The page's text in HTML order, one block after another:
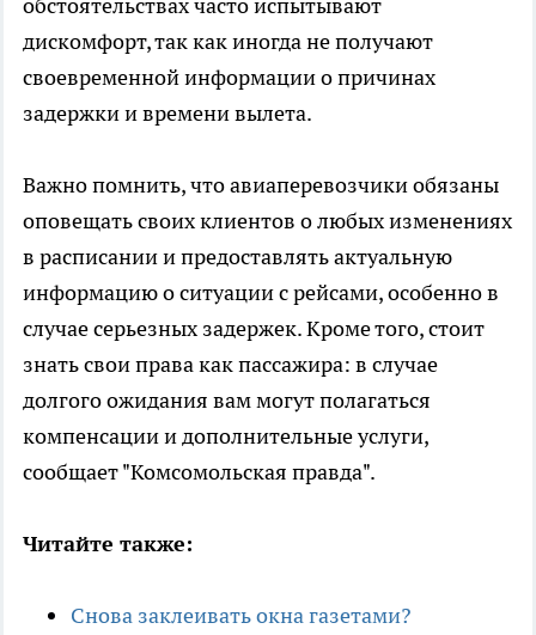
дискомфорт, так как иногда не получают
своевременной информации о причинах
задержки и времени вылета.
Важно помнить, что авиаперевозчики обязаны
оповещать своих клиентов о любых изменениях
в расписании и предоставлять актуальную
информацию о ситуации с рейсами, особенно в
случае серьезных задержек. Кроме того, стоит
знать свои права как пассажира: в случае
долгого ожидания вам могут полагаться
компенсации и дополнительные услуги,
сообщает "Комсомольская правда".
Читайте также:
Снова заклеивать окна газетами?